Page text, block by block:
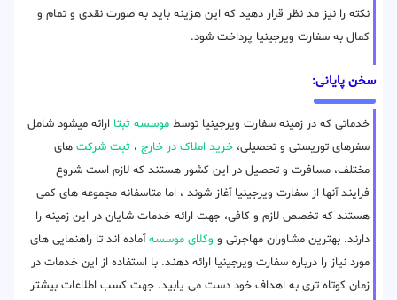
نکته را نیز مد نظر قرار دهید که این هزینه باید به صورت نقدی و تمام و
کمال به سفارت ویرجینیا پرداخت شود.
سخن پایانی:
خدماتی که در زمینه سفارت ویرجینیا توسط موسسه ثبتا ارائه میشود شامل
سفرهای توریستی و تحصیلی، خرید املاک در خارج ، ثبت شرکت های
مختلف، مسافرت و تحصیل در این کشور هستند که لازم است شروع
فرایند آنها از سفارت ویرجینیا آغاز شوند ، اما متاسفانه مجموعه های کمی
هستند که تخصص لازم و کافی، جهت ارائه خدمات شایان در این زمینه را
دارند. بهترین مشاوران مهاجرتی و وکلای موسسهآماده اند تا راهنمایی های
مورد نیاز را درباره سفارت ویرجینیا ارائه دهند. با استفاده از این خدمات در
زمان کوتاه تری به اهداف خود دست می یابید. جهت کسب اطلاعات بیشتر